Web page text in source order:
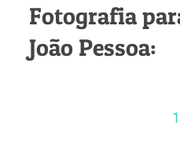
Fotografia
João Pessoa:
1